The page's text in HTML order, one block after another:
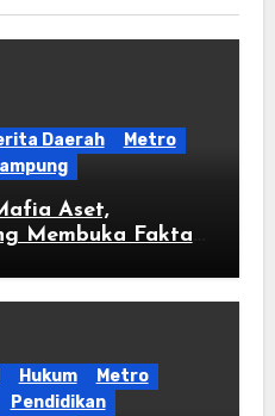
Daerah
Metro
Aset,
Membuka Fakta
Hukum
Metro
Pendidikan